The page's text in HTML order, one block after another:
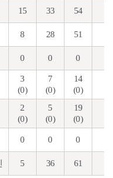
15 33 54
8 28 51
0 0 0
3
(0)
7
(0)
14
(0)
2
(0)
5
(0)
19
(0)
0 0 0
5 36 61